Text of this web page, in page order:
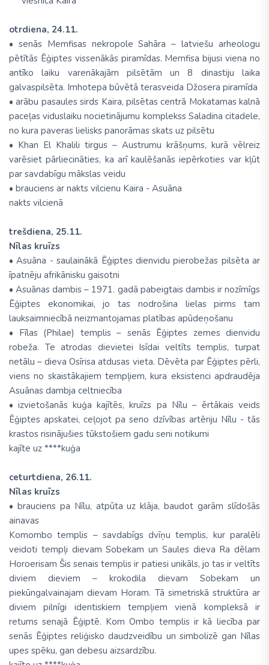
otrdiena, 24.11.
• senās Memfisas nekropole Sahāra – latviešu arheologu
pētītās Ēģiptes vissenākās piramīdas. Memfisa bijusi viena no
antīko laiku varenākajām pilsētām un 8 dinastiju laika
galvaspilsēta. Imhotepa būvētā terasveida Džosera piramīda
• arābu pasaules sirds Kaira, pilsētas centrā Mokatamas kalnā
paceļas viduslaiku nocietinājumu komplekss Saladina citadele,
no kura paveras lielisks panorāmas skats uz pilsētu
• Khan El Khalili tirgus – Austrumu krāšņums, kurā vēlreiz
varēsiet pārliecināties, ka arī kaulēšanās iepērkoties var kļūt
par savdabīgu mākslas veidu
• brauciens ar nakts vilcienu Kaira - Asuāna
nakts vilcienā
trešdiena, 25.11.
Nīlas kruīzs
• Asuāna - saulainākā Ēģiptes dienvidu pierobežas pilsēta ar
īpatnēju afrikānisku gaisotni
• Asuānas dambis – 1971. gadā pabeigtais dambis ir nozīmīgs
Ēģiptes ekonomikai, jo tas nodrošina lielas pirms tam
lauksaimniecībā neizmantojamas platības apūdeņošanu
• Fīlas (Philae) templis – senās Ēģiptes zemes dienvidu
robeža. Te atrodas dievietei Isīdai veltīts templis, turpat
netālu – dieva Osīrisa atdusas vieta. Dēvēta par Ēģiptes pērli,
viens no skaistākajiem tempļiem, kura eksistenci apdraudēja
Asuānas dambja celtniecība
• izvietošanās kuģa kajītēs, kruīzs pa Nīlu – ērtākais veids
Ēģiptes apskatei, ceļojot pa seno dzīvības artēriju Nīlu - tās
krastos risinājušies tūkstošiem gadu seni notikumi
kajīte uz ****kuģa
ceturtdiena, 26.11.
Nīlas kruīzs
• brauciens pa Nīlu, atpūta uz klāja, baudot garām slīdošās
ainavas
Komombo templis – savdabīgs dvīņu templis, kur paralēli
veidoti tempļi dievam Sobekam un Saules dieva Ra dēlam
Horoerisam Šis senais templis ir patiesi unikāls, jo tas ir veltīts
diviem dieviem – krokodila dievam Sobekam un
piekūngalvainajam dievam Horam. Tā simetriskā struktūra ar
diviem pilnīgi identiskiem tempļiem vienā kompleksā ir
retums senajā Ēģiptē. Kom Ombo templis ir kā liecība par
senās Ēģiptes reliģisko daudzveidību un simbolizē gan Nīlas
upes spēku, gan debesu aizsardzību.